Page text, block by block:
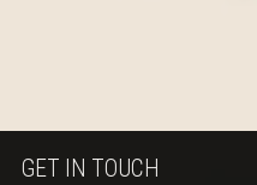
GET IN TOUCH